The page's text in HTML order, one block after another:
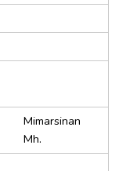
Mimarsinan
Mh.